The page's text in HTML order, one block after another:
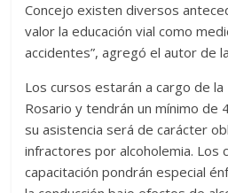
Concejo existen diversos
valor la educación vial como
accidentes”, agregó el autor de
Los cursos estarán a cargo de la
Rosario y tendrán un mínimo de
su asistencia será de carácter
infractores por alcoholemia. Los
capacitación pondrán especial